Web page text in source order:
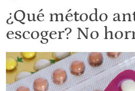
¿Qué método
escoger? No